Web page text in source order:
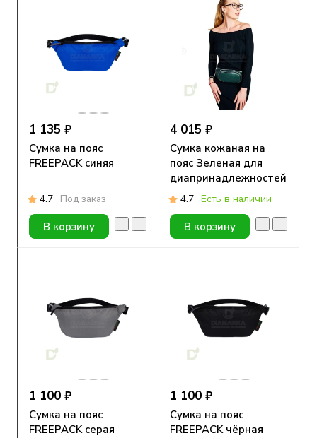
1 135 ₽
Сумка на пояс
FREEPACK синяя
4.7 Под заказ
В корзину
4 015 ₽
Сумка кожаная на
пояс Зеленая для
диапринадлежностей
4.7 Есть в наличии
В корзину
1 100 ₽
Сумка на пояс
FREEPACK серая
1 100 ₽
Сумка на пояс
FREEPACK чёрная